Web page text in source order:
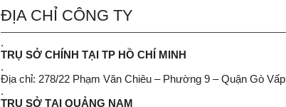
ĐỊA CHỈ CÔNG TY
.
TRỤ SỞ CHÍNH TẠI TP HỒ CHÍ MINH
.
Địa chỉ: 278/22 Phạm Văn Chiêu – Phường 9 – Quận Gò Vấp
.
TRỤ SỞ TẠI QUẢNG NAM